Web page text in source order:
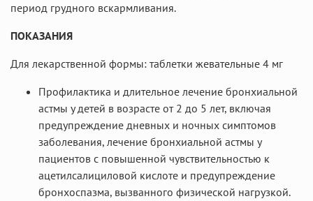
период грудного вскармливания.
ПОКАЗАНИЯ
Для лекарственной формы: таблетки жевательные 4 мг
Профилактика и длительное лечение бронхиальной
астмы у детей в возрасте от 2 до 5 лет, включая
предупреждение дневных и ночных симптомов
заболевания, лечение бронхиальной астмы у
пациентов с повышенной чувствительностью к
ацетилсалициловой кислоте и предупреждение
бронхоспазма, вызванного физической нагрузкой.